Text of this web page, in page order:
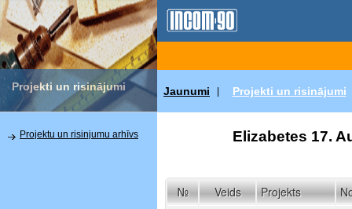
Projekti un risinājumi Jaunumi Projekti un risinājumi
Projektu un risinjumu arhīvs Elizabetes 17.
№ Veids Projekts